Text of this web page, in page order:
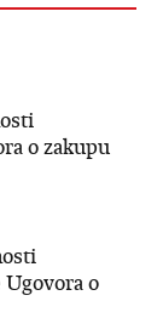
o zakupu
o